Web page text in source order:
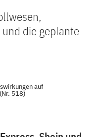
die geplante
auf
518)